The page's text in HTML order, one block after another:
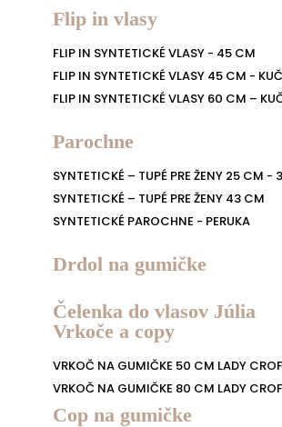
Flip in vlasy
FLIP IN SYNTETICKÉ VLASY - 45 CM
FLIP IN SYNTETICKÉ VLASY 45 CM -
FLIP IN SYNTETICKÉ VLASY 60 CM –
Parochne
SYNTETICKÉ – TUPÉ PRE ŽENY 25 CM -
SYNTETICKÉ – TUPÉ PRE ŽENY 43 CM
SYNTETICKÉ PAROCHNE - PERUKA
Drdol na gumičke
Čelenka do vlasov Júlia
Vrkoče a copy
VRKOČ NA GUMIČKE 50 CM LADY
VRKOČ NA GUMIČKE 80 CM LADY
Cop na gumičke